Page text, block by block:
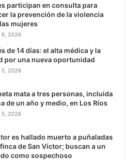
participan en consulta para
la prevención de la violencia
mujeres
2026
de 14 días: el alta médica y la
por una nueva oportunidad
2026
mata a tres personas, incluida
de un año y medio, en Los Ríos
2026
es hallado muerto a puñaladas
de San Víctor; buscan a un
como sospechoso